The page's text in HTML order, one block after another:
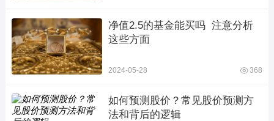
净值2.5的基金能买吗  注意分析
这些方面
2024-05-28 368
如何预测股价？常见股价预测方
法和背后的逻辑